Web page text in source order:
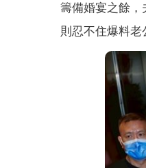
籌備婚宴之餘，
則忍不住爆料老